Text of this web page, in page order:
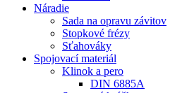
Náradie
Sada na opravu závitov
Stopkové frézy
Sťahováky
Spojovací materiál
Klinok a pero
DIN 6885A